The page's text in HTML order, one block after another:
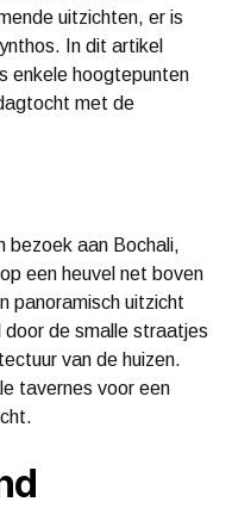
uitzichten, er is
In dit artikel
enkele hoogtepunten
met de
bezoek aan Bochali,
een heuvel net boven
panoramisch uitzicht
door de smalle straatjes
van de huizen.
tavernes voor een